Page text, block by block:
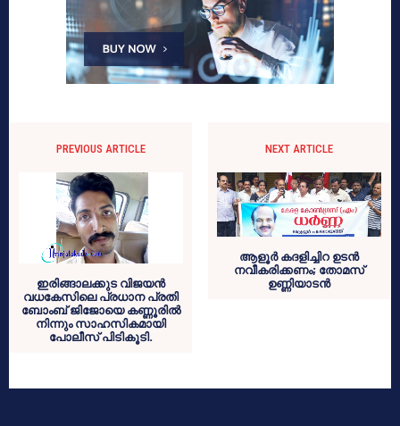
PREVIOUS ARTICLE
ഇരിങ്ങാലക്കുട വിജയന്‍
വധകേസിലെ പ്രധാന പ്രതി
ബോംബ് ജിജോയെ കണ്ണൂരില്‍
നിന്നും സാഹസികമായി
പോലീസ് പിടികൂടി.
NEXT ARTICLE
ആളൂര്‍ കദളിച്ചിറ ഉടന്‍
നവീകരിക്കണം; തോമസ്
ഉണ്ണിയാടന്‍